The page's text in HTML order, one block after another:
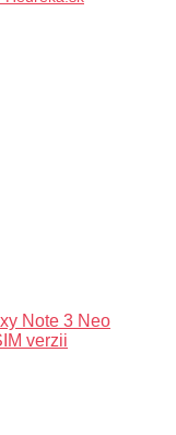
Note 3 Neo
verzii